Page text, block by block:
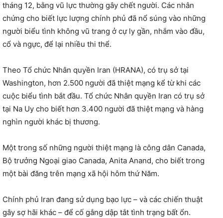
tháng 12, bằng vũ lực thường gây chết người. Các nhân
chứng cho biết lực lượng chính phủ đã nổ súng vào những
người biểu tình không vũ trang ở cự ly gần, nhắm vào đầu,
cổ và ngực, để lại nhiều thi thể.
Theo Tổ chức Nhân quyền Iran (HRANA), có trụ sở tại
Washington, hơn 2.500 người đã thiệt mạng kể từ khi các
cuộc biểu tình bắt đầu. Tổ chức Nhân quyền Iran có trụ sở
tại Na Uy cho biết hơn 3.400 người đã thiệt mạng và hàng
nghìn người khác bị thương.
Một trong số những người thiệt mạng là công dân Canada,
Bộ trưởng Ngoại giao Canada, Anita Anand, cho biết trong
một bài đăng trên mạng xã hội hôm thứ Năm.
Chính phủ Iran đang sử dụng bạo lực – và các chiến thuật
gây sợ hãi khác – để cố gắng dập tắt tình trạng bất ổn.